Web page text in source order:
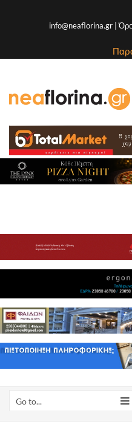
info@neaflorina.gr |
Go to...